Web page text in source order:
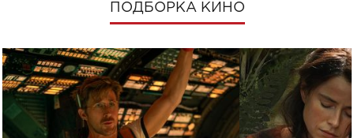
ПОДБОРКА КИНО